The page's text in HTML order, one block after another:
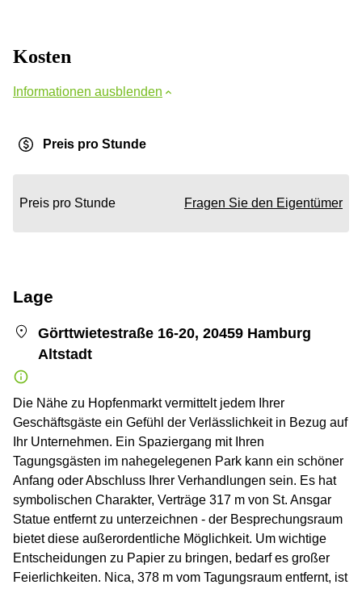
Kosten
Informationen ausblenden
Preis pro Stunde
Preis pro Stunde Fragen Sie den Eigentümer
Lage
Görttwietestraße 16-20, 20459 Hamburg
Altstadt
Die Nähe zu Hopfenmarkt vermittelt jedem Ihrer
Geschäftsgäste ein Gefühl der Verlässlichkeit in Bezug auf
Ihr Unternehmen. Ein Spaziergang mit Ihren
Tagungsgästen im nahegelegenen Park kann ein schöner
Anfang oder Abschluss Ihrer Verhandlungen sein. Es hat
symbolischen Charakter, Verträge 317 m von St. Ansgar
Statue entfernt zu unterzeichnen - der Besprechungsraum
bietet diese außerordentliche Möglichkeit. Um wichtige
Entscheidungen zu Papier zu bringen, bedarf es großer
Feierlichkeiten. Nica, 378 m vom Tagungsraum entfernt, ist